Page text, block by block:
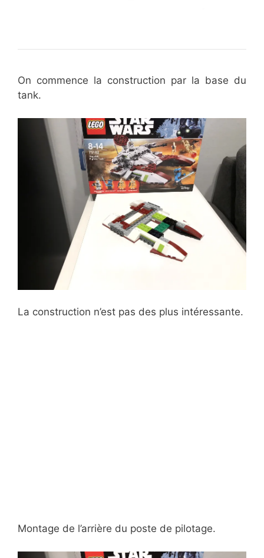
On commence la construction par la base du
tank.
La construction n’est pas des plus intéressante.
Montage de l’arrière du poste de pilotage.